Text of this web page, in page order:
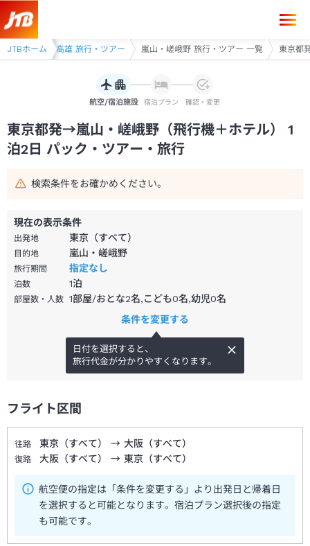
JTBホーム
閣寺・嵐山・高雄 旅行・ツアー 嵐山・嵯峨野 旅行・ツアー 一覧 東京都
航空/宿泊施設 宿泊プラン 確認・変更
東京都発→嵐山・嵯峨野（飛行機＋ホテル） 1
泊2日 パック・ツアー・旅行
検索条件をお確かめください。
現在の表示条件
出発地 東京（すべて）
目的地 嵐山・嵯峨野
旅行期間 指定なし
泊数 1泊
部屋数・人数 1部屋/おとな2名,こども0名,幼児0名
条件を変更する
日付を選択すると、
旅行代金が分かりやすくなります。
フライト区間
往路 東京（すべて） → 大阪（すべて）
復路 大阪（すべて） → 東京（すべて）
航空便の指定は「条件を変更する」より出発日と帰着日
を選択すると可能となります。宿泊プラン選択後の指定
も可能です。